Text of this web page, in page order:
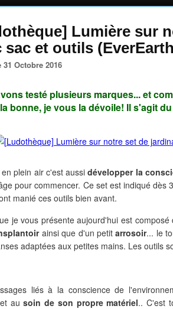
sac et outils
31 Octobre 2016
testé plusieurs marques... et
bonne, je vous la dévoile! Il s'agit
plein air c'est aussidévelopper la
pour commencer. Ce set est indiqué dès
manié ces outils bien avant.
je vous présente aujourd'hui est composé
ainsi que d'un petitarrosoir... le
adaptées aux petites mains. Les outils
liés à la conscience de
et ausoin de son propre matériel.. C'est